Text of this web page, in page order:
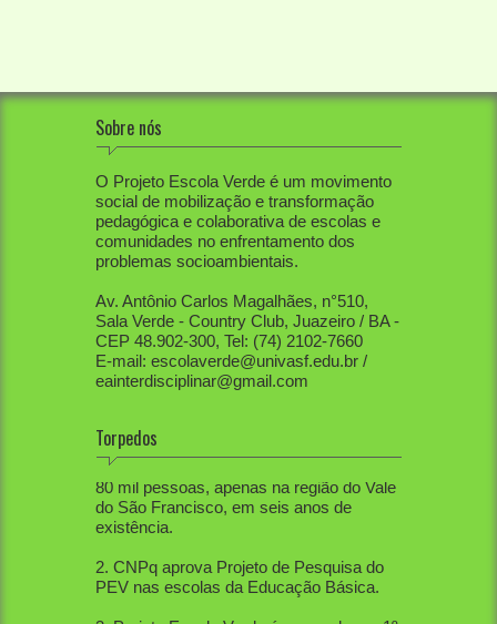
Sobre nós
O Projeto Escola Verde é um movimento
social de mobilização e transformação
pedagógica e colaborativa de escolas e
comunidades no enfrentamento dos
problemas socioambientais.
Av. Antônio Carlos Magalhães, n°510,
Sala Verde - Country Club, Juazeiro / BA -
CEP 48.902-300, Tel: (74) 2102-7660
E-mail: escolaverde@univasf.edu.br /
eainterdisciplinar@gmail.com
Torpedos
1. PEV já mobilizou diretamente mais de
80 mil pessoas, apenas na região do Vale
do São Francisco, em seis anos de
existência.
2. CNPq aprova Projeto de Pesquisa do
PEV nas escolas da Educação Básica.
3. Projeto Escola Verde é aprovado em 1º